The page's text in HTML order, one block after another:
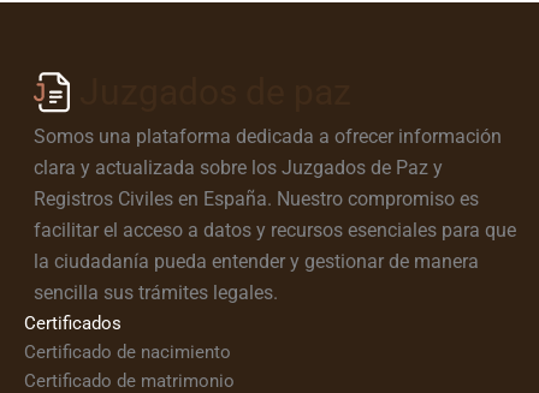
Somos una plataforma dedicada a ofrecer información
clara y actualizada sobre los Juzgados de Paz y
Registros Civiles en España. Nuestro compromiso es
facilitar el acceso a datos y recursos esenciales para que
la ciudadanía pueda entender y gestionar de manera
sencilla sus trámites legales.
Certificados
Certificado de nacimiento
Certificado de matrimonio